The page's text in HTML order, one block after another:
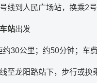
线到人民广场站，换乘2
站出发
30公里；约50分钟；车费
至龙阳路站下，步行或换